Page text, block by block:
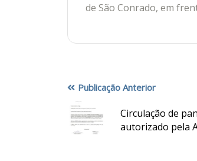
de São Conrado, em
Publicação Anterior
Circulação de
autorizado pela